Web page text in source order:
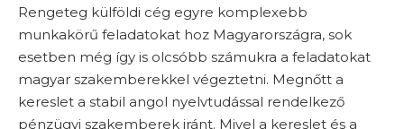
Rengeteg külföldi cég egyre komplexebb
munkakörű feladatokat hoz Magyarországra, sok
esetben még így is olcsóbb számukra a feladatokat
magyar szakemberekkel végeztetni. Megnőtt a
kereslet a stabil angol nyelvtudással rendelkező
pénzügyi szakemberek iránt. Mivel a kereslet és a